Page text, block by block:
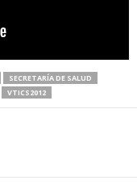
SECRETARÍA DE SALUD
VTICS2012